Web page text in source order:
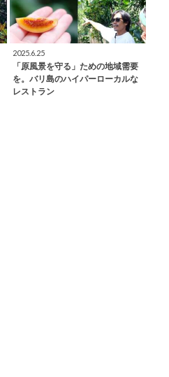
2025.6.25
「原風景を守る」ための地域需要
を。バリ島のハイパーローカルな
レストラン